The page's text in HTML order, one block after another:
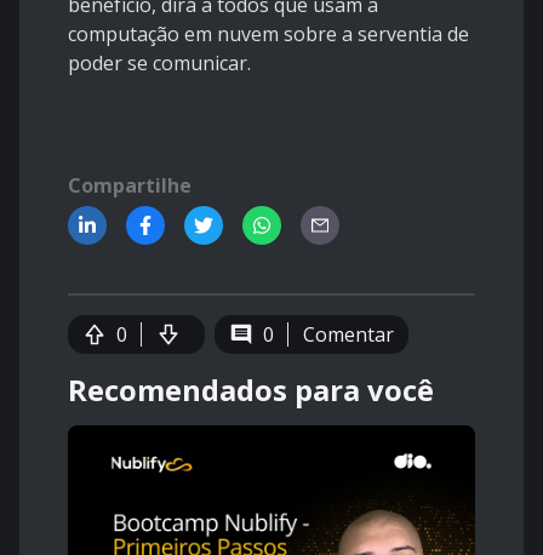
computação em nuvem sobre a serventia de
poder se comunicar.
Compartilhe
0 0 Comentar
Recomendados para você